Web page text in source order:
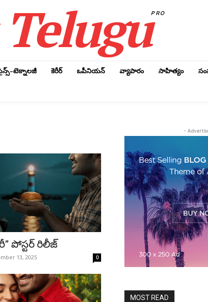
PRO
టెక్నాలజీ కెరీర్‌ ఒపీనియన్‌ వ్యాపారం సాహిత్యం
పోస్టర్ రిలీజ్
13, 2025 0
-
MOST READ